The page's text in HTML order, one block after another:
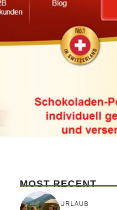
MOST RECENT
URLAUB